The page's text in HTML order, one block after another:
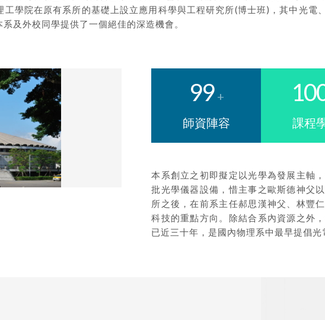
學院在原有系所的基礎上設立應用科學與工程研究所(博士班)，其中光電
及外校同學提供了一個絕佳的深造機會。
99 +
師資陣容
課程
本系創立之初即擬定以光學為發展主軸
批光學儀器設備，惜主事之歐斯德神父
所之後，在前系主任郝思漢神父、林豐
科技的重點方向。除結合系內資源之外
已近三十年，是國內物理系中最早提倡光